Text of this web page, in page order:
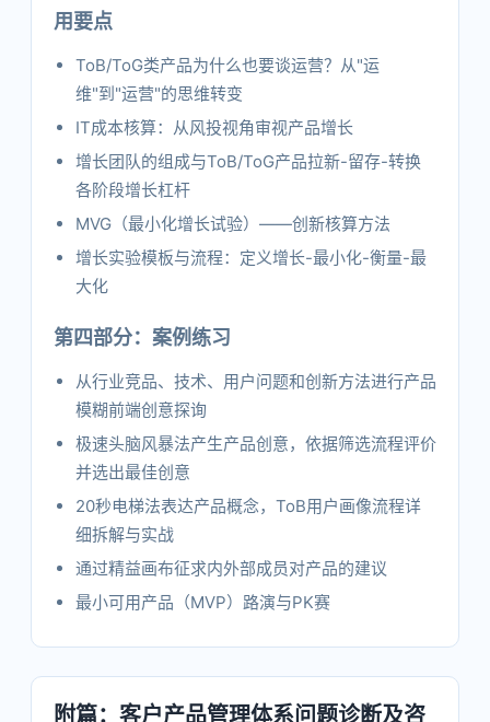
用要点
ToB/ToG类产品为什么也要谈运营？从"运
维"到"运营"的思维转变
IT成本核算：从风投视角审视产品增长
增长团队的组成与ToB/ToG产品拉新-留存-转换
各阶段增长杠杆
MVG（最小化增长试验）——创新核算方法
增长实验模板与流程：定义增长-最小化-衡量-最
大化
第四部分：案例练习
从行业竞品、技术、用户问题和创新方法进行产品
模糊前端创意探询
极速头脑风暴法产生产品创意，依据筛选流程评价
并选出最佳创意
20秒电梯法表达产品概念，ToB用户画像流程详
细拆解与实战
通过精益画布征求内外部成员对产品的建议
最小可用产品（MVP）路演与PK赛
附篇：客户产品管理体系问题诊断及咨